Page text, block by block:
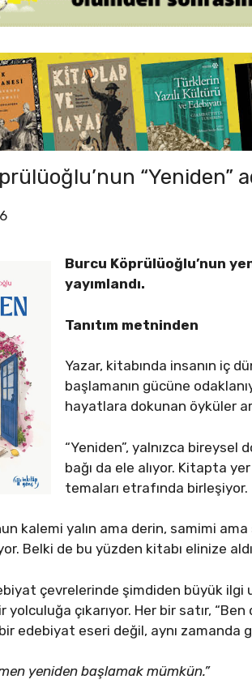
“Yeniden”
Burcu Köprülüoğlu’nun
yayımlandı.
Tanıtım metninden
Yazar, kitabında insanın iç
başlamanın gücüne
hayatlara dokunan öyküler
“Yeniden”, yalnızca bireysel
bağı da ele alıyor. Kitapta
temaları etrafında birleşiyor.
kalemi yalın ama derin, samimi
Belki de bu yüzden kitabı elinize
çevrelerinde şimdiden büyük ilgi
yolculuğa çıkarıyor. Her bir satır,
edebiyat eseri değil, aynı zamanda
yeniden başlamak mümkün.”